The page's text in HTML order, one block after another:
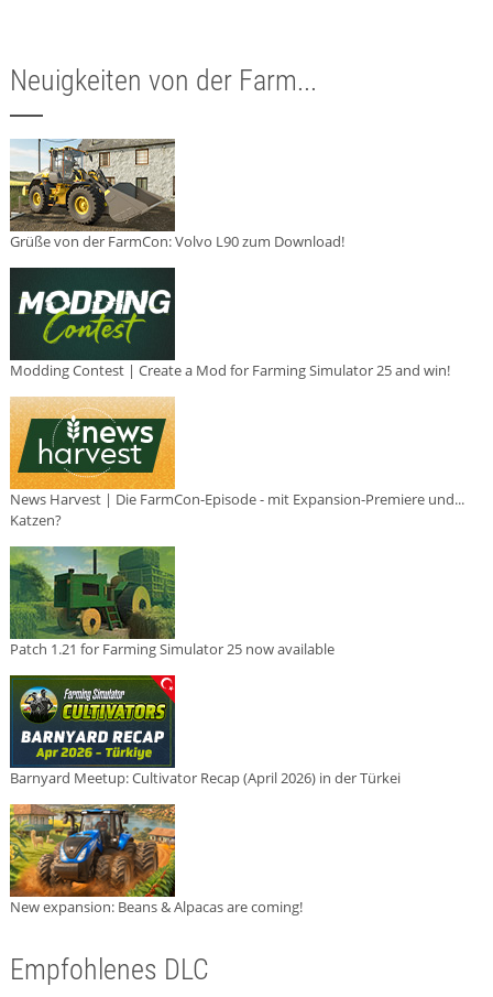
Neuigkeiten von der Farm...
Grüße von der FarmCon: Volvo L90 zum Download!
Modding Contest | Create a Mod for Farming Simulator 25 and win!
News Harvest | Die FarmCon-Episode - mit Expansion-Premiere und...
Katzen?
Patch 1.21 for Farming Simulator 25 now available
Barnyard Meetup: Cultivator Recap (April 2026) in der Türkei
New expansion: Beans & Alpacas are coming!
Empfohlenes DLC